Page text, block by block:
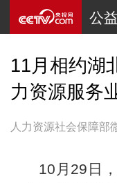
公益
11月相约湖
力资源服务
人力资源社会保障部
10月29日